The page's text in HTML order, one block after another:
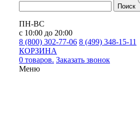
Поиск
ПН-ВС
с 10:00 до 20:00
8 (800) 302-77-06 8 (499) 348-15-11
КОРЗИНА
0 товаров. Заказать звонок
Меню